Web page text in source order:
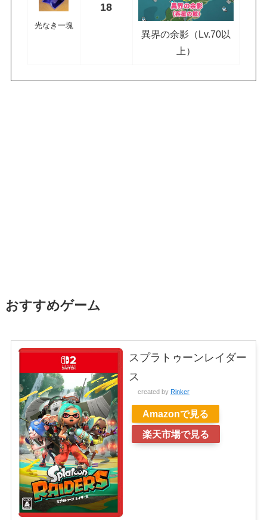
光なき一塊
18
異界の余影（Lv.70以
上）
おすすめゲーム
スプラトゥーンレイダー
ス
created by Rinker
Amazonで見る
楽天市場で見る